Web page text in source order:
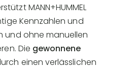
MANN+HUMMEL
Kennzahlen und
und ohne manuellen
Die gewonnene
einen verlässlichen